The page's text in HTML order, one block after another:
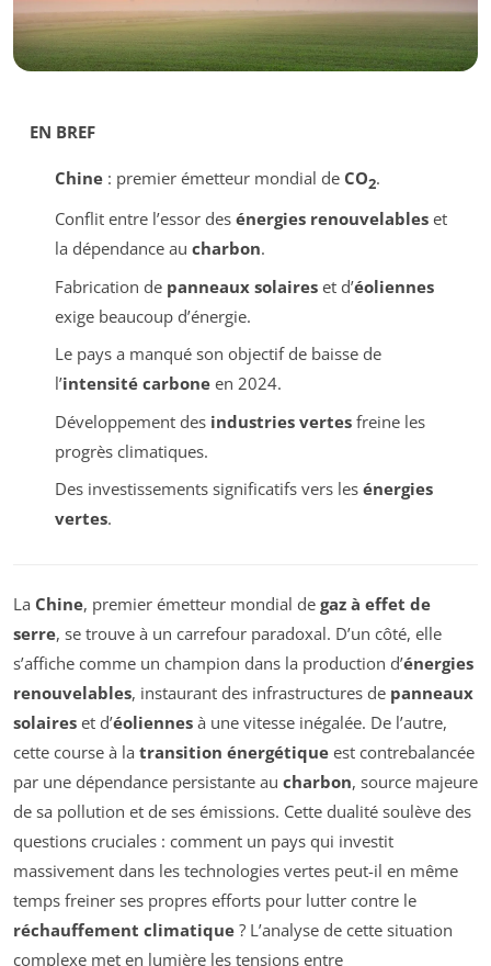
EN BREF
Chine: premier émetteur mondial de CO2.
Conflit entre l’essor des énergies renouvelableset
la dépendance au charbon.
Fabrication de panneaux solaireset d’éoliennes
exige beaucoup d’énergie.
Le pays a manqué son objectif de baisse de
l’intensité carboneen 2024.
Développement des industries vertesfreine les
progrès climatiques.
Des investissements significatifs vers les énergies
vertes.
La Chine, premier émetteur mondial de gaz à effet de
serre, se trouve à un carrefour paradoxal. D’un côté, elle
s’affiche comme un champion dans la production d’énergies
renouvelables, instaurant des infrastructures de panneaux
solaires et d’éoliennes à une vitesse inégalée. De l’autre,
cette course à la transition énergétique est contrebalancée
par une dépendance persistante au charbon, source majeure
de sa pollution et de ses émissions. Cette dualité soulève des
questions cruciales : comment un pays qui investit
massivement dans les technologies vertes peut-il en même
temps freiner ses propres efforts pour lutter contre le
réchauffement climatique ? L’analyse de cette situation
complexe met en lumière les tensions entre